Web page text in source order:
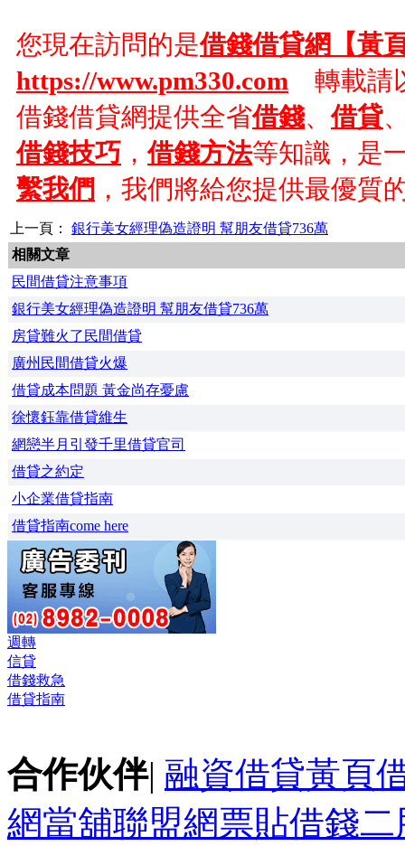
您現在訪問的是借錢借貸網【黃
https://www.pm330.com 轉載請
借錢借貸網提供全省借錢、借貸
借錢技巧 ，借錢方法等知識，是
繫我們 ，我們將給您提供最優質
上一頁： 銀行美女經理偽造證明 幫朋友借貸736萬
相關文章
民間借貸注意事項
銀行美女經理偽造證明 幫朋友借貸736萬
房貸難火了民間借貸
廣州民間借貸火爆
借貸成本問題 黃金尚存憂慮
徐懷鈺靠借貸維生
網戀半月引發千里借貸官司
借貸之約定
小企業借貸指南
借貸指南come here
週轉
信貸
借錢救急
借貸指南
合作伙伴| 融資借貸黃頁
網當舖聯盟網票貼借錢二